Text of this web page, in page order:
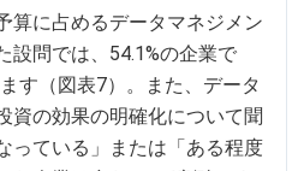
算に占めるデータマネジメン
設問では、54.1%の企業で
す（図表7）。また、データ
資の効果の明確化について聞
っている」または「ある程度